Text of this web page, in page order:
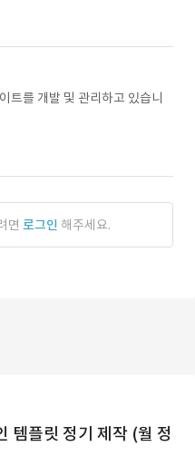
트를 개발 및 관리하고 있습니
면 로그인 해주세요.
템플릿 정기 제작 (월 정